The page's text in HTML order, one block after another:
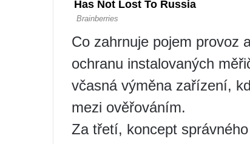
Co zahrnuje pojem provoz
ochranu instalovaných
včasná výměna zařízení,
mezi ověřováním.
Za třetí, koncept